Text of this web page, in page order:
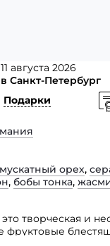
11 августа 2026
в Санкт-Петербург
Подарки
мускатный орех,
, бобы тонка,
творческая и
фруктовые